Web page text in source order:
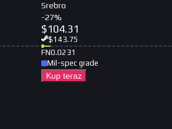
Srebro
-27%
$104.31
$143.75
FN0.0231
Mil-spec grade
Kup teraz